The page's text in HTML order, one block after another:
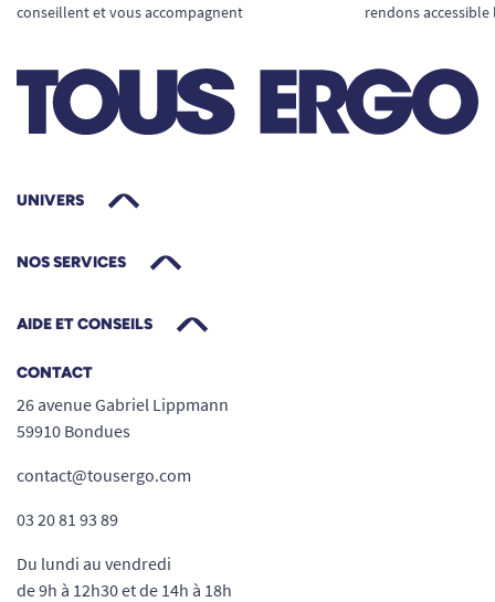
conseillent et vous accompagnent
rendons
UNIVERS
NOS SERVICES
AIDE ET CONSEILS
CONTACT
26 avenue Gabriel Lippmann
59910 Bondues
contact@tousergo.com
03 20 81 93 89
Du lundi au vendredi
de 9h à 12h30 et de 14h à 18h